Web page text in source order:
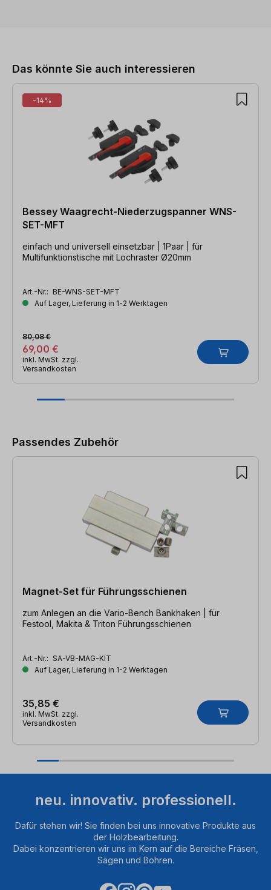
Das könnte Sie auch interessieren
-14%
Bessey Waagrecht-Niederzugspanner WNS-
SET-MFT
einfach und universell einsetzbar | 1Paar | für
Multifunktionstische mit Lochraster Ø20mm
Art.-Nr.: BE-WNS-SET-MFT
Auf Lager, Lieferung in 1-2 Werktagen
69,00 €
80,08 €
inkl. MwSt. zzgl.
Versandkosten
Passendes Zubehör
Magnet-Set für Führungsschienen
zum Anlegen an die Vario-Bench Bankhaken | für
Festool, Makita & Triton Führungsschienen
Art.-Nr.: SA-VB-MAG-KIT
Auf Lager, Lieferung in 1-2 Werktagen
35,85 €
inkl. MwSt. zzgl.
Versandkosten
neu. innovativ. professionell.
Dafür stehen wir! Sie finden bei uns innovative Produkte aus
der Holzbearbeitung.
Dabei konzentrieren wir uns im Kern auf die Bereiche Fräsen,
Sägen und Bohren.